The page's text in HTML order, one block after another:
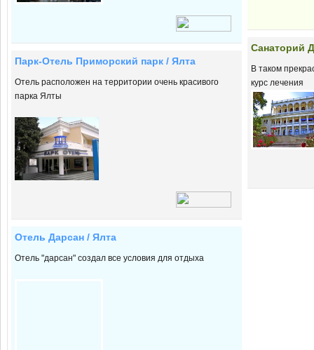
Парк-Отель Приморский парк / Ялта
Отель расположен на территории очень красивого
парка Ялты
Отель Дарсан / Ялта
Отель "дарсан" создал все условия для отдыха
Cанаторий
В таком
курс лечения